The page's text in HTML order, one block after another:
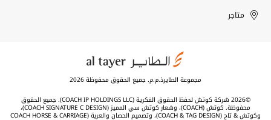
United
Arab
Kuwait
الإمارات
العربية
الكويت
متاجر
مجموعة الطايرذ.م.م. جميع الحقوق محفوظة 2026
©2026 شركة كوتش لحفظ الحقوق الفكرية (COACH IP HOLDINGS LLC). جميع الحقوق
محفوظة. كوتش (COACH)، وشعار كوتش سي المميز (COACH SIGNATURE C DESIGN)،
وكوتش & تاج (COACH & TAG DESIGN)، وتصميم الحصان والعربة (COACH HORSE & CARRIAGE